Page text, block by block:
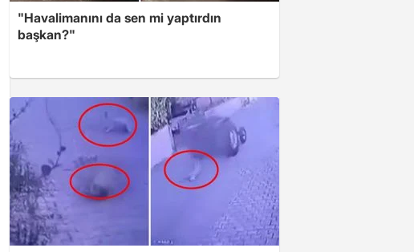
"Havalimanını da sen mi yaptırdın
başkan?"